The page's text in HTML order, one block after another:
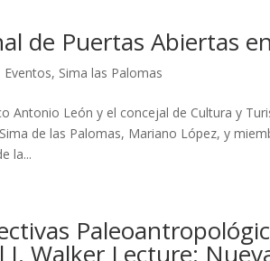
de Puertas Abiertas
Eventos, Sima las Palomas
Antonio León y el concejal de Cultura y
de las Palomas, Mariano López, y
la...
Walker Lecture: